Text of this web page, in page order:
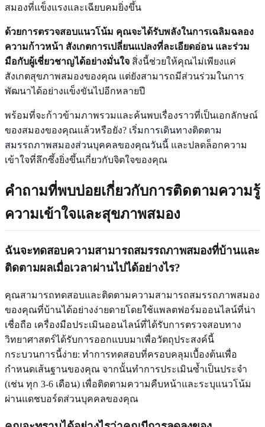
สมองที่แข็งแรงและเฉียบคมยิ่งขึ้น
ด้วยการตรวจสอบแนวโน้ม คุณจะได้รับพลังในการเฉลิมฉลอง
ความก้าวหน้า สังเกตการเปลี่ยนแปลงที่ละเอียดอ่อน และร่วม
มือกับผู้เชี่ยวชาญได้อย่างมั่นใจ สิ่งนี้ช่วยให้คุณไม่เพียงแค่
สังเกตสุขภาพสมองของคุณ แต่ยังสามารถมีส่วนร่วมในการ
พัฒนาได้อย่างแข็งขันไปอีกหลายปี
พร้อมที่จะก้าวข้ามภาพรวมและค้นพบเรื่องราวที่เป็นเอกลักษณ์
ของสมองของคุณแล้วหรือยัง? เริ่มการเดินทางติดตาม
สมรรถภาพสมองส่วนบุคคลของคุณวันนี้ และปลดล็อกความ
เข้าใจที่ลึกซึ้งยิ่งขึ้นเกี่ยวกับจิตใจของคุณ
คำถามที่พบบ่อยเกี่ยวกับการติดตามความรู้
ความเข้าใจและสุขภาพสมอง
ฉันจะทดสอบความสามารถสมรรถภาพสมองที่บ้านและ
ติดตามผลเมื่อเวลาผ่านไปได้อย่างไร?
คุณสามารถทดสอบและติดตามความสามารถสมรรถภาพสมอง
ของคุณที่บ้านได้อย่างง่ายดายโดยใช้แพลตฟอร์มออนไลน์ที่น่า
เชื่อถือ เครื่องมือประเมินออนไลน์ที่ได้รับการตรวจสอบทาง
วิทยาศาสตร์ได้รับการออกแบบมาเพื่อวัตถุประสงค์นี้
กระบวนการนี้ง่าย: ทำการทดสอบที่ครอบคลุมเบื้องต้นเพื่อ
กำหนดเส้นฐานของคุณ จากนั้นทำการประเมินซ้ำเป็นประจำ
(เช่น ทุก 3-6 เดือน) เพื่อติดตามความคืบหน้าและระบุแนวโน้ม
ผ่านแดชบอร์ดส่วนบุคคลของคุณ